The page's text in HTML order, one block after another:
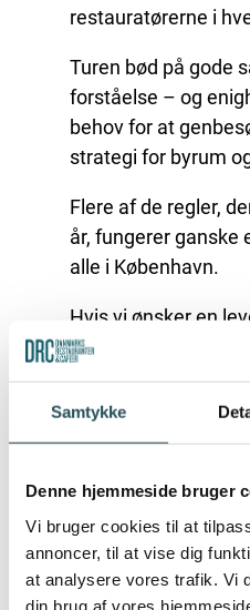
Samtykke
Denne hjemmeside bruger
Vi bruger cookies til at
annoncer, til at vise dig
at analysere vores trafik. Vi
din brug af vores
restauratørerne i
Turen bød på gode
forståelse – og
behov for at
strategi for byrum
Flere af de regler,
år, fungerer ganske
alle i København.
Hvis vi ønsker en
balanceret
mening – både for
ogerhvervsdrivende